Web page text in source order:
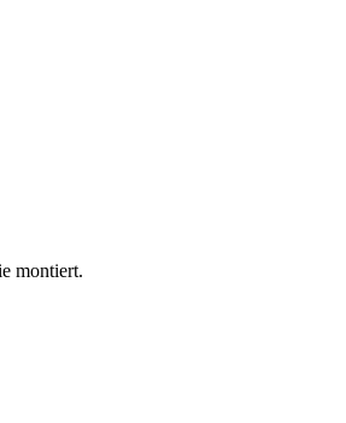
montiert.